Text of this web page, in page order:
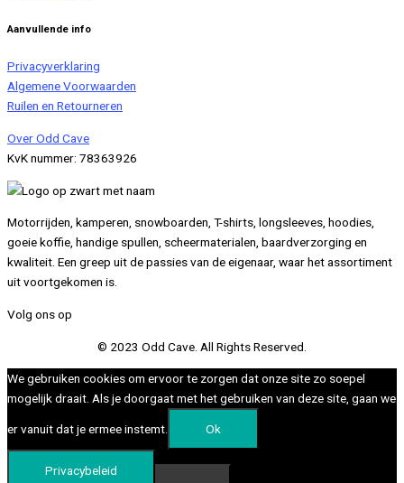
Aanvullende info
Privacyverklaring
Algemene Voorwaarden
Ruilen en Retourneren
Over Odd Cave
KvK nummer: 78363926
Motorrijden, kamperen, snowboarden, T-shirts, longsleeves, hoodies,
goeie koffie, handige spullen, scheermaterialen, baardverzorging en
kwaliteit. Een greep uit de passies van de eigenaar, waar het assortiment
uit voortgekomen is.
Volg ons op
© 2023 Odd Cave. All Rights Reserved.
We gebruiken cookies om ervoor te zorgen dat onze site zo soepel
mogelijk draait. Als je doorgaat met het gebruiken van deze site, gaan we
er vanuit dat je ermee instemt. Ok
Privacybeleid